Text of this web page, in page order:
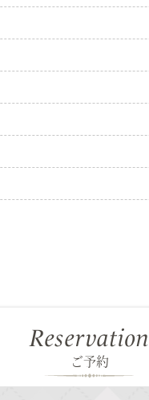
Reservation
ご予約